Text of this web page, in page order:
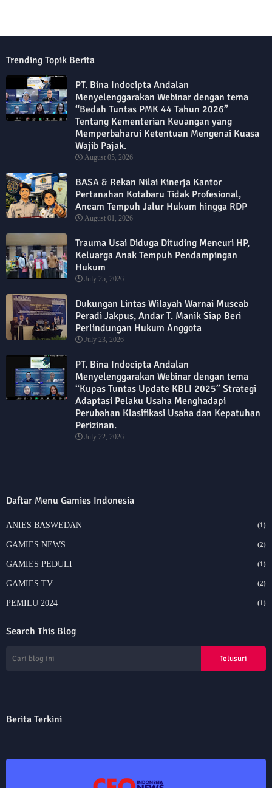
Trending Topik Berita
PT. Bina Indocipta Andalan
Menyelenggarakan Webinar dengan tema
“Bedah Tuntas PMK 44 Tahun 2026”
Tentang Kementerian Keuangan yang
Memperbaharui Ketentuan Mengenai Kuasa
Wajib Pajak.
August 05, 2026
BASA & Rekan Nilai Kinerja Kantor
Pertanahan Kotabaru Tidak Profesional,
Ancam Tempuh Jalur Hukum hingga RDP
August 01, 2026
Trauma Usai Diduga Dituding Mencuri HP,
Keluarga Anak Tempuh Pendampingan
Hukum
July 25, 2026
Dukungan Lintas Wilayah Warnai Muscab
Peradi Jakpus, Andar T. Manik Siap Beri
Perlindungan Hukum Anggota
July 23, 2026
PT. Bina Indocipta Andalan
Menyelenggarakan Webinar dengan tema
“Kupas Tuntas Update KBLI 2025” Strategi
Adaptasi Pelaku Usaha Menghadapi
Perubahan Klasifikasi Usaha dan Kepatuhan
Perizinan.
July 22, 2026
Daftar Menu Gamies Indonesia
ANIES BASWEDAN (1)
GAMIES NEWS (2)
GAMIES PEDULI (1)
GAMIES TV (2)
PEMILU 2024 (1)
Search This Blog
Berita Terkini